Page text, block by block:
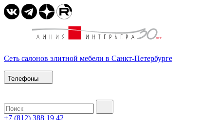
Сеть салонов элитной мебели в Санкт-Петербурге
Телефоны
+7 (812) 388 19 42